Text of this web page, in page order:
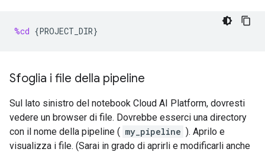
%cd {PROJECT_DIR}
Sfoglia i file della pipeline
Sul lato sinistro del notebook Cloud AI Platform, dovresti
vedere un browser di file. Dovrebbe esserci una directory
con il nome della pipeline ( my_pipeline ). Aprilo e
visualizza i file. (Sarai in grado di aprirli e modificarli anche